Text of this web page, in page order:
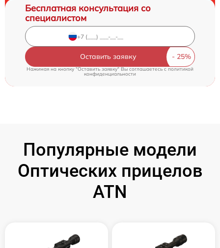
Бесплатная консультация со
специалистом
Оставить заявку
Нажимая на кнопку "Оставить заявку" Вы соглашаетесь c политикой
конфиденциальности
Популярные модели
Оптических прицелов
ATN